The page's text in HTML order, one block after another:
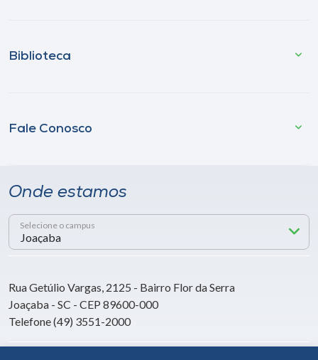
Biblioteca
Fale Conosco
Onde estamos
Selecione o campus
Rua Getúlio Vargas, 2125 - Bairro Flor da Serra
Joaçaba - SC - CEP 89600-000
Telefone (49) 3551-2000